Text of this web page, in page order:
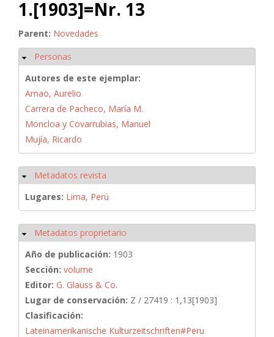
1.[1903]=Nr. 13
Parent: Novedades
Ocultar
Personas
Autores de este ejemplar:
Arnao, Aurelio
Carrera de Pacheco, María M.
Moncloa y Covarrubias, Manuel
Mujía, Ricardo
Ocultar
Metadatos revista
Lugares: Lima, Perú
Ocultar
Metadatos proprietario
Año de publicación: 1903
Sección: volume
Editor: G. Glauss & Co.
Lugar de conservación: Z / 27419 : 1,13[1903]
Clasificación:
Lateinamerikanische Kulturzeitschriften#Peru